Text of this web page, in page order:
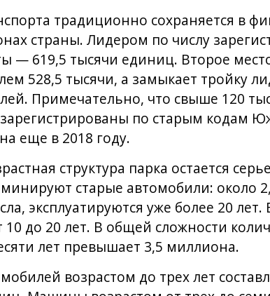
традиционно сохраняется в
страны. Лидером по числу
— 619,5 тысячи единиц. Второе
528,5 тысячи, а замыкает тройку
Примечательно, что свыше 120
по старым кодам
еще в 2018 году.
структура парка остается
старые автомобили: около
эксплуатируются уже более 20
до 20 лет. В общей сложности
лет превышает 3,5 миллиона.
возрастом до трех лет